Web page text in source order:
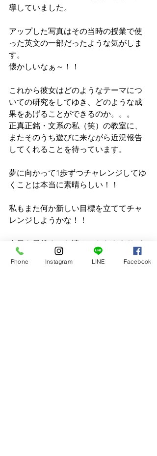
導していました。
アップした写真はその当時の授業で使
った英文の一部だったような気がしま
す。
懐かしいなぁ～！！
これから彼女はどのようなテーマにつ
いての研究をしてゆき、どのような成
果をあげることができるのか。。。
正真正銘・文系の私（笑）の教室に、
またそのうち遊びに来ながら近況報告
してくれることを待っています。
夢に向かって1歩ずつチャレンジしてゆ
くことは本当に素晴らしい！！
私もまた何か新しい目標を立ててチャ
レンジしようかな！！
今日も最後までお読みいただきありが
とうございます。
Phone Instagram LINE Facebook